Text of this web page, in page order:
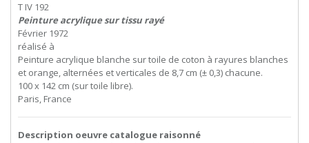
T IV 192
Peinture acrylique sur tissu rayé
Février 1972
réalisé à
Peinture acrylique blanche sur toile de coton à rayures blanches
et orange, alternées et verticales de 8,7 cm (± 0,3) chacune.
100 x 142 cm (sur toile libre).
Paris, France
Description oeuvre catalogue raisonné